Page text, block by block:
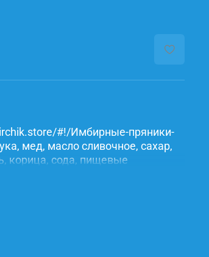
#!/Имбирные-пряники-
мед, масло сливочное, сахар,
корица, сода, пищевые